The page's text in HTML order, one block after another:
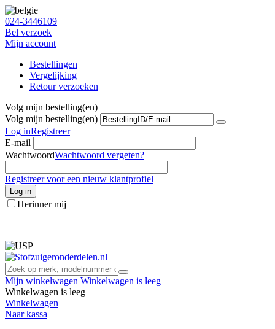
024-3446109
Bel verzoek
Mijn account
Bestellingen
Vergelijking
Retour verzoeken
Volg mijn bestelling(en)
Volg mijn bestelling(en)
Log inRegistreer
E-mail
WachtwoordWachtwoord vergeten?
Registreer voor een nieuw klantprofiel
Log in
Herinner mij
Mijn winkelwagen Winkelwagen is leeg
Winkelwagen is leeg
Winkelwagen
Naar kassa